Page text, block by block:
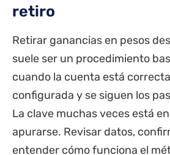
retiro
Retirar ganancias en pesos
suele ser un procedimiento
cuando la cuenta está
configurada y se siguen los
La clave muchas veces está
apurarse. Revisar datos,
entender cómo funciona el